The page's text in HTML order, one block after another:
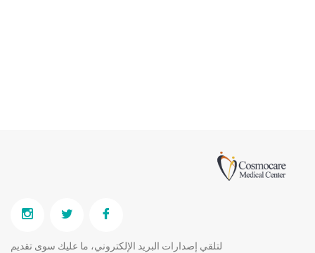
لتلقي إصدارات البريد الإلكتروني، ما عليك سوى تقديم